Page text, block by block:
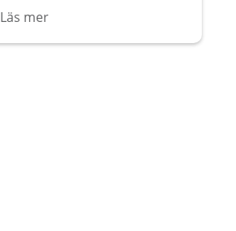
Läs mer